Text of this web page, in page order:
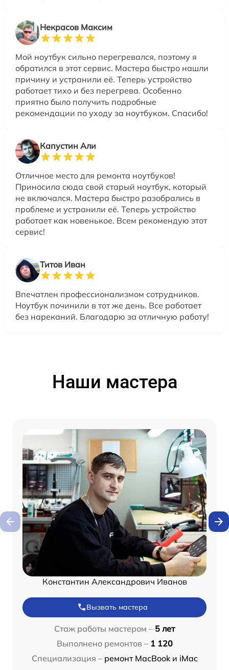
Некрасов Максим
Мой ноутбук сильно перегревался, поэтому я
обратился в этот сервис. Мастера быстро нашли
причину и устранили её. Теперь устройство
работает тихо и без перегрева. Особенно
приятно было получить подробные
рекомендации по уходу за ноутбуком. Спасибо!
Капустин Али
Отличное место для ремонта ноутбуков!
Приносила сюда свой старый ноутбук, который
не включался. Мастера быстро разобрались в
проблеме и устранили её. Теперь устройство
работает как новенькое. Всем рекомендую этот
сервис!
Титов Иван
Впечатлен профессионализмом сотрудников.
Ноутбук починили в тот же день. Все работает
без нареканий. Благодарю за отличную работу!
Наши мастера
Константин Александрович Иванов
Вызвать мастера
Стаж работы мастером – 5 лет
Выполнено ремонтов – 1 120
Специализация – ремонт MacBook и iMac